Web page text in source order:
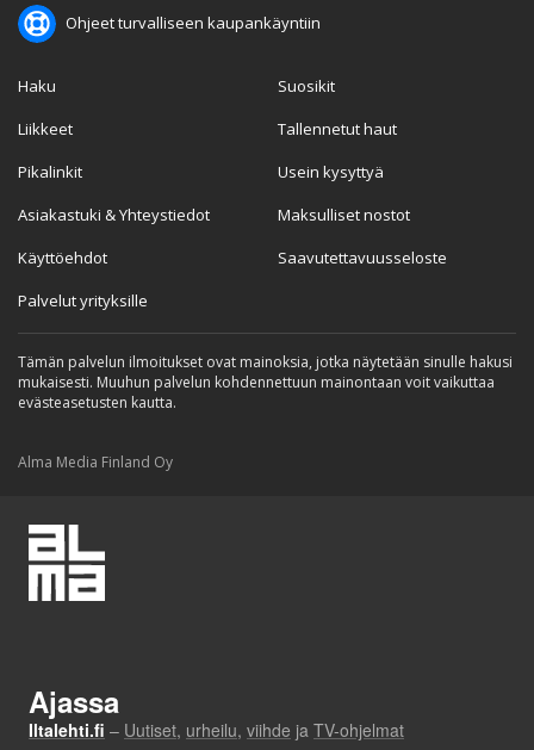
Ohjeet turvalliseen kaupankäyntiin
Haku
Liikkeet
Pikalinkit
Asiakastuki & Yhteystiedot
Käyttöehdot
Palvelut yrityksille
Suosikit
Tallennetut haut
Usein kysyttyä
Maksulliset nostot
Saavutettavuusseloste
Tämän palvelun ilmoitukset ovat mainoksia, jotka näytetään sinulle hakusi
mukaisesti. Muuhun palvelun kohdennettuun mainontaan voit vaikuttaa
evästeasetusten kautta.
Alma Media Finland Oy